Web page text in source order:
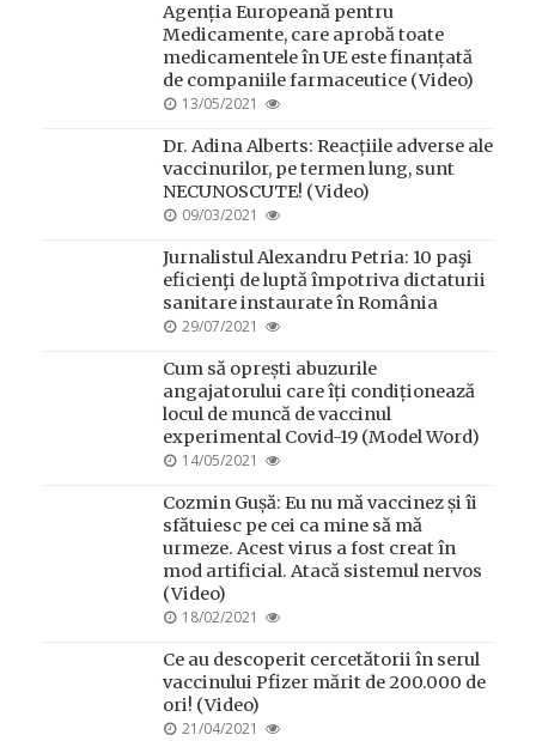
Agenția Europeană pentru
Medicamente, care aprobă toate
medicamentele în UE este finanțată
de companiile farmaceutice (Video)
POSTED
13/05/2021
Dr. Adina Alberts: Reacțiile adverse ale
vaccinurilor, pe termen lung, sunt
NECUNOSCUTE! (Video)
POSTED
09/03/2021
Jurnalistul Alexandru Petria: 10 paşi
eficienţi de luptă împotriva dictaturii
sanitare instaurate în România
POSTED
29/07/2021
Cum să oprești abuzurile
angajatorului care îți condiționează
locul de muncă de vaccinul
experimental Covid-19 (Model Word)
POSTED
14/05/2021
Cozmin Gușă: Eu nu mă vaccinez și îi
sfătuiesc pe cei ca mine să mă
urmeze. Acest virus a fost creat în
mod artificial. Atacă sistemul nervos
(Video)
POSTED
18/02/2021
Ce au descoperit cercetătorii în serul
vaccinului Pfizer mărit de 200.000 de
ori! (Video)
POSTED
21/04/2021